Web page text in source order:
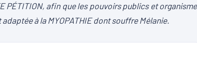
PÉTITION, afin que les pouvoirs publics et
à la MYOPATHIE dont souffre Mélanie.